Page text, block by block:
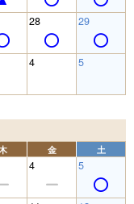
28 29
4 5
金 土
4 5